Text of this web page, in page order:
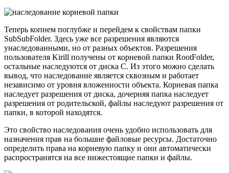
Теперь копнем поглубже и перейдем к свойствам папки
SubSubFolder. Здесь уже все разрешения являются
унаследованными, но от разных объектов. Разрешения
пользователя Kirill получены от корневой папки RootFolder,
остальные наследуются от диска C. Из этого можно сделать
вывод, что наследование является сквозным и работает
независимо от уровня вложенности объекта. Корневая папка
наследует разрешения от диска, дочерняя папка наследует
разрешения от родительской, файлы наследуют разрешения от
папки, в которой находятся.
Это свойство наследования очень удобно использовать для
назначения прав на большие файловые ресурсы. Достаточно
определить права на корневую папку и они автоматически
распространятся на все нижестоящие папки и файлы.